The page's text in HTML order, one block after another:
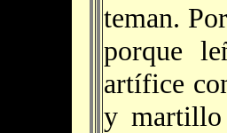
teman.
porque
artífice
y martillo